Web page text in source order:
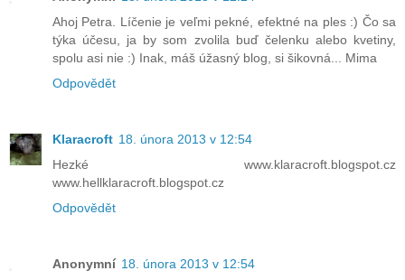
Ahoj Petra. Líčenie je veľmi pekné, efektné na ples :) Čo sa
týka účesu, ja by som zvolila buď čelenku alebo kvetiny,
spolu asi nie :) Inak, máš úžasný blog, si šikovná... Mima
Odpovědět
Klaracroft 18. února 2013 v 12:54
Hezké www.klaracroft.blogspot.cz
www.hellklaracroft.blogspot.cz
Odpovědět
Anonymní 18. února 2013 v 12:54